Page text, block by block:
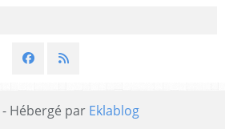
Hébergé par Eklablog